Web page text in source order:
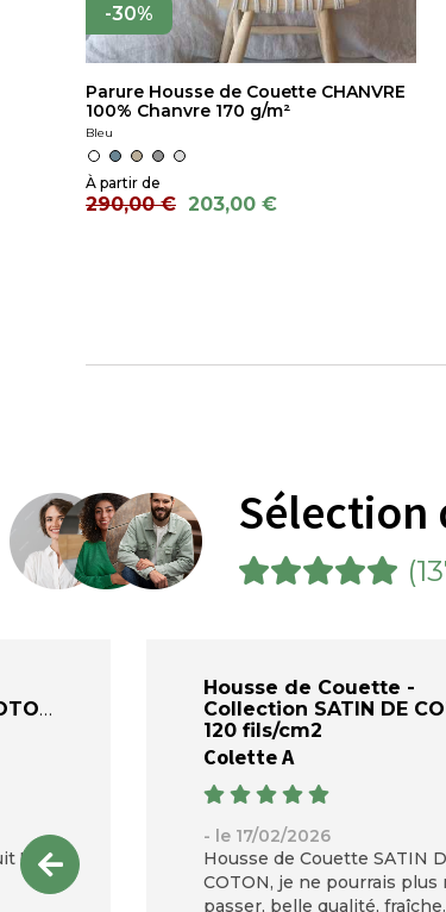
-30%
Parure Housse de Couette CHANVRE
100% Chanvre 170 g/m²
Bleu
290,00 € 203,00 €
Sélection
! Je
Housse de Couette -
Collection SATIN DE
120 fils/cm2
Colette A
- le 17/02/2026
Housse de Couette SATIN
COTON, je ne pourrais plus
passer, belle qualité, fraîche